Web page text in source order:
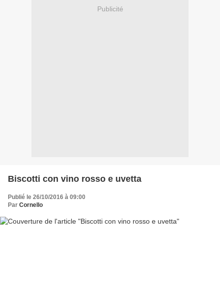
Publicité
Biscotti con vino rosso e uvetta
Publié le 26/10/2016 à 09:00
Par Cornello